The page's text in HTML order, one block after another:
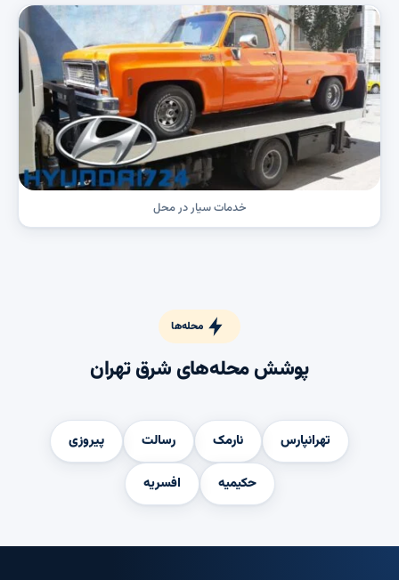
خدمات سیار در محل
محله‌ها
پوشش محله‌های شرق تهران
تهرانپارس نارمک رسالت پیروزی
حکیمیه افسریه